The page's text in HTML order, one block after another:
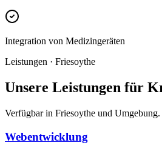
Integration von Medizingeräten
Leistungen · Friesoythe
Unsere Leistungen für
Verfügbar in Friesoythe und Umgebung.
Webentwicklung